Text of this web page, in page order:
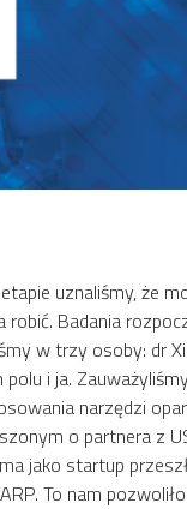
uznaliśmy, że
Badania
w trzy osoby: dr
i ja.
narzędzi
o partnera z
jako startup
To nam